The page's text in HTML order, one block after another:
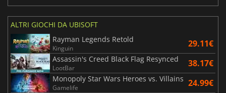
ALTRI GIOCHI DA UBISOFT
Rayman Legends Retold
Kinguin 29.11€
Assassin's Creed Black Flag Resynced
LootBar 38.17€
Monopoly Star Wars Heroes vs. Villains
Gamelife 24.99€